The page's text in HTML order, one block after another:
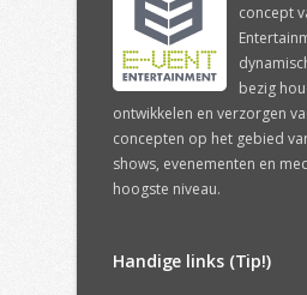
concept
bezig
ontwikkelen en verzorgen
concepten op het gebied
shows, evenementen en
hoogste niveau.
Handige links (Tip!)